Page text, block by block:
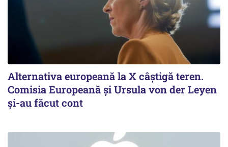
Alternativa europeană la X câștigă teren.
Comisia Europeană și Ursula von der Leyen
și-au făcut cont